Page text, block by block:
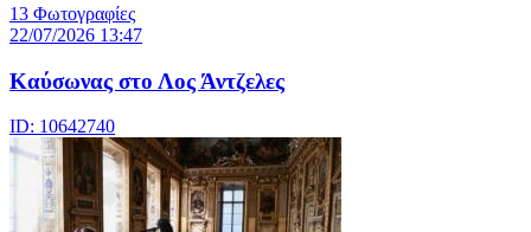
13 Φωτογραφίες
22/07/2026 13:47
Καύσωνας στο Λος Άντζελες
ID: 10642740